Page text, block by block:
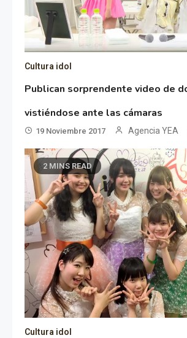
Cultura idol
Publican sorprendente video de
vistiéndose ante las cámaras
19 Noviembre 2017 Agencia YEA
2 MINS READ
Cultura idol